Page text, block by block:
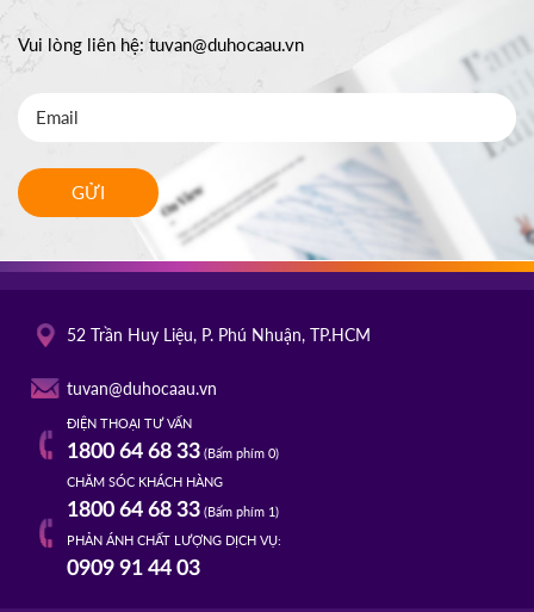
Vui lòng liên hệ: tuvan@duhocaau.vn
GỬI
52 Trần Huy Liệu, P. Phú Nhuận, TP.HCM
tuvan@duhocaau.vn
ĐIỆN THOẠI TƯ VẤN
1800 64 68 33(Bấm phím 0)
CHĂM SÓC KHÁCH HÀNG
1800 64 68 33(Bấm phím 1)
PHẢN ÁNH CHẤT LƯỢNG DỊCH VỤ:
0909 91 44 03